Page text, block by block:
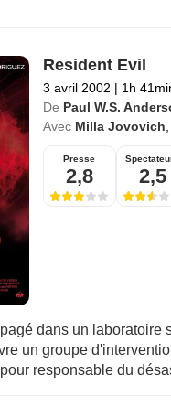
Resident Evil
3 avril 2002 | 1h
De Paul W.S.
Avec Milla Jovovich,
Presse
2,8 2,5
dans un laboratoire
un groupe
responsable du